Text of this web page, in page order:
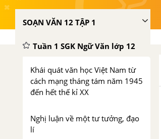
SOẠN VĂN 12 TẬP 1
Tuần 1 SGK Ngữ Văn lớp 12
Khái quát văn học Việt Nam từ
cách mạng tháng tám năm 1945
đến hết thế kỉ XX
Nghị luận về một tư tưởng, đạo
lí